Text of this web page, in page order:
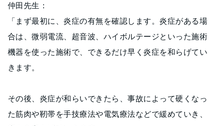
仲田先生：
「まず最初に、炎症の有無を確認します。炎症がある場
合は、微弱電流、超音波、ハイボルテージといった施術
機器を使った施術で、できるだけ早く炎症を和らげてい
きます。
その後、炎症が和らいできたら、事故によって硬くなっ
た筋肉や靭帯を手技療法や電気療法などで緩めていき、